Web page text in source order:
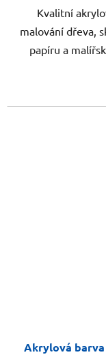
Kvalitní
malování dřeva,
papíru a
Akrylová